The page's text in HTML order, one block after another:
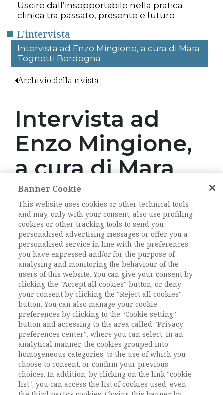
Uscire dall’insopportabile nella pratica
clinica tra passato, presente e futuro
L'intervista
Intervista ad Enzo Mingione, a cura di Mara
Tognetti Bordogna
Archivio della rivista
Intervista ad
Enzo Mingione,
a cura di Mara
Tognetti
Bordogna
DOI:10.1485/2281-2652-202219-15
Pagine201-215
L'ACCESSO A QUESTO
CONTENUTO E' RISERVATO AGLI
UTENTI ABBONATI
Sei abbonato?ESEGUI L'ACCESSOoppure
ABBONATI.
Banner Cookie
This website uses cookies or other technical tools
and may, only with your consent, also use profiling
cookies or other tracking tools to send you
personalised advertising messages or offer you a
personalised service in line with the preferences
you have expressed and/or for the purpose of
analysing and monitoring the behaviour of the
users of this website. You can give your consent by
clicking the "Accept all cookies" button, or deny
your consent by clicking the "Reject all cookies"
button. You can also manage your cookie
preferences by clicking to the “Cookie setting”
button and accessing to the area called "Privacy
preferences center", where you can select, in an
analytical manner, the cookies grouped into
homogeneous categories, to the use of which you
choose to consent, or confirm your previous
choices. In addition, by clicking on the link "cookie
list", you can access the list of cookies used, even